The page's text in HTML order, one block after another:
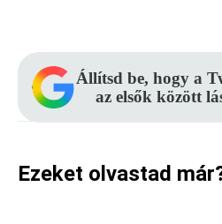
Állítsd be, hogy a
az elsők között
Ezeket olvastad